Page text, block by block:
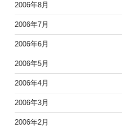
2006年8月
2006年7月
2006年6月
2006年5月
2006年4月
2006年3月
2006年2月